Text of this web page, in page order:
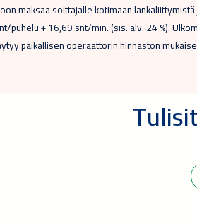
maksaa soittajalle kotimaan
puhelu + 16,69 snt/min. (sis. alv. 24 %).
paikallisen operaattorin hinnaston